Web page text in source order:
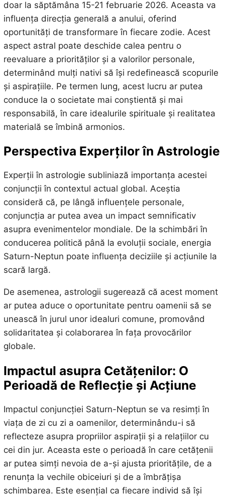
doar la săptămâna 15-21 februarie 2026. Aceasta va
influența direcția generală a anului, oferind
oportunități de transformare în fiecare zodie. Acest
aspect astral poate deschide calea pentru o
reevaluare a priorităților și a valorilor personale,
determinând mulți nativi să își redefinească scopurile
și aspirațiile. Pe termen lung, acest lucru ar putea
conduce la o societate mai conștientă și mai
responsabilă, în care idealurile spirituale și realitatea
materială se îmbină armonios.
Perspectiva Experților în Astrologie
Experții în astrologie subliniază importanța acestei
conjuncții în contextul actual global. Aceștia
consideră că, pe lângă influențele personale,
conjuncția ar putea avea un impact semnificativ
asupra evenimentelor mondiale. De la schimbări în
conducerea politică până la evoluții sociale, energia
Saturn-Neptun poate influența deciziile și acțiunile la
scară largă.
De asemenea, astrologii sugerează că acest moment
ar putea aduce o oportunitate pentru oamenii să se
unească în jurul unor idealuri comune, promovând
solidaritatea și colaborarea în fața provocărilor
globale.
Impactul asupra Cetățenilor: O
Perioadă de Reflecție și Acțiune
Impactul conjuncției Saturn-Neptun se va resimți în
viața de zi cu zi a oamenilor, determinându-i să
reflecteze asupra propriilor aspirații și a relațiilor cu
cei din jur. Aceasta este o perioadă în care cetățenii
ar putea simți nevoia de a-și ajusta prioritățile, de a
renunța la vechile obiceiuri și de a îmbrățișa
schimbarea. Este esențial ca fiecare individ să își